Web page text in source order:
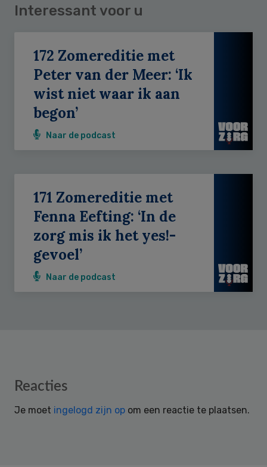
Interessant voor u
172 Zomereditie met
Peter van der Meer: ‘Ik
wist niet waar ik aan
begon’
Naar de podcast
171 Zomereditie met
Fenna Eefting: ‘In de
zorg mis ik het yes!-
gevoel’
Naar de podcast
Reader
Reacties
Je moet ingelogd zijn op om een reactie te plaatsen.